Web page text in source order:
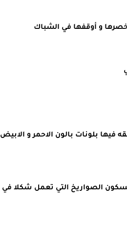
و أوقفها في الشباك
فيها بلونات بالون الاحمر و الابيض